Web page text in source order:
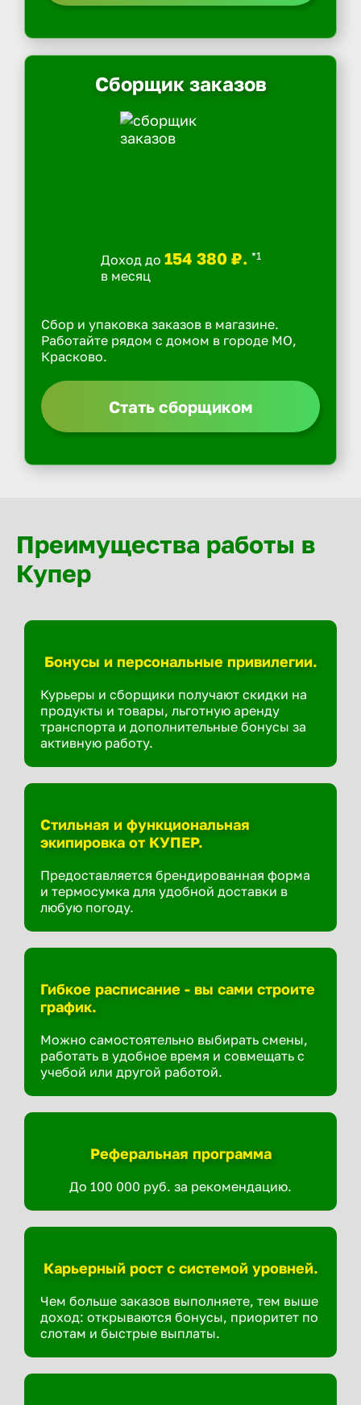
Сборщик заказов
Доход до 154 380 ₽. *1
в месяц
Сбор и упаковка заказов в магазине.
Работайте рядом с домом в городе МО,
Красково.
Стать сборщиком
Преимущества работы в
Купер
Бонусы и персональные привилегии.
Курьеры и сборщики получают скидки на
продукты и товары, льготную аренду
транспорта и дополнительные бонусы за
активную работу.
Стильная и функциональная
экипировка от КУПЕР.
Предоставляется брендированная форма
и термосумка для удобной доставки в
любую погоду.
Гибкое расписание - вы сами строите
график.
Можно самостоятельно выбирать смены,
работать в удобное время и совмещать с
учебой или другой работой.
Реферальная программа
До 100 000 руб. за рекомендацию.
Карьерный рост с системой уровней.
Чем больше заказов выполняете, тем выше
доход: открываются бонусы, приоритет по
слотам и быстрые выплаты.